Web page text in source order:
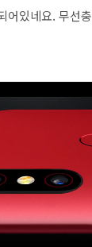
어있네요. 무선